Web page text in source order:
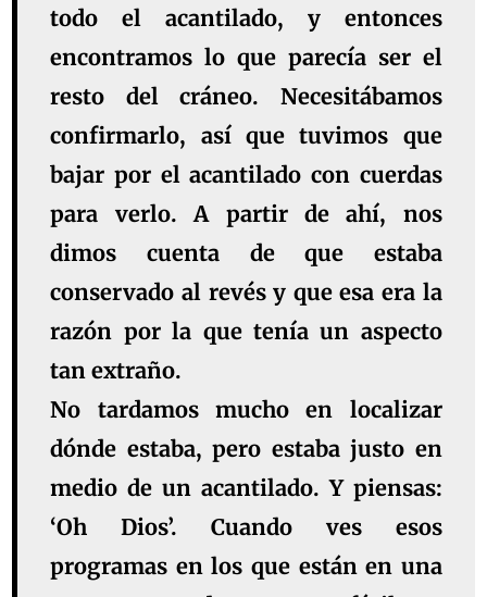
todo el acantilado, y entonces
encontramos lo que parecía ser el
resto del cráneo. Necesitábamos
confirmarlo, así que tuvimos que
bajar por el acantilado con cuerdas
para verlo. A partir de ahí, nos
dimos cuenta de que estaba
conservado al revés y que esa era la
razón por la que tenía un aspecto
tan extraño.
No tardamos mucho en localizar
dónde estaba, pero estaba justo en
medio de un acantilado. Y piensas:
‘Oh Dios’. Cuando ves esos
programas en los que están en una